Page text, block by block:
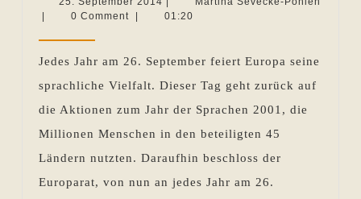
September
die
Vielfalt
–
Europäischer
Tag
September
Martina
Pohlen
0 Comment 01:20
Jedes Jahr am 26. September feiert Europa seine
sprachliche Vielfalt. Dieser Tag geht zurück auf
die Aktionen zum Jahr der Sprachen 2001, die
Millionen Menschen in den beteiligten 45
Ländern nutzten. Daraufhin beschloss der
Europarat, von nun an jedes Jahr am 26.